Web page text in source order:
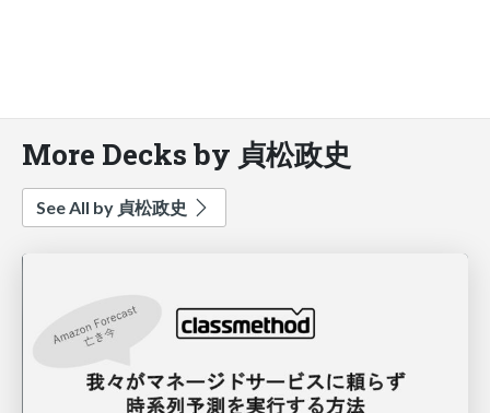
More Decks by 貞松政史
See All by 貞松政史